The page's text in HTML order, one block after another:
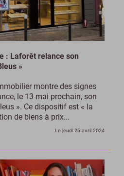
: Laforêt relance son
»
montre des signes
le 13 mai prochain, son
». Ce dispositif est « la
de biens à prix...
Le jeudi 25 avril 2024